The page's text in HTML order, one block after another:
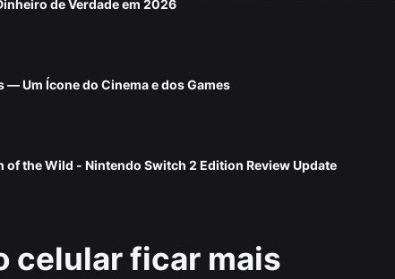
de Verdade em 2026
— Um Ícone do Cinema e dos Games
of the Wild - Nintendo Switch 2 Edition Review Update
celular ficar mais